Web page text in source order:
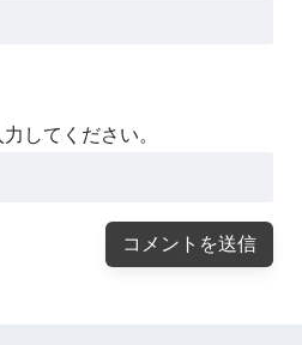
してください。